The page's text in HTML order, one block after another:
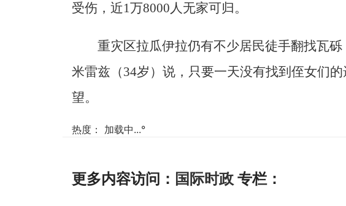
受伤，近1万8000人无家可归。
重灾区拉瓜伊拉仍有不少居民徒手翻找瓦
米雷兹（34岁）说，只要一天没有找到侄女们
望。
热度： 加载中...°
更多内容访问： 国际时政 专栏：